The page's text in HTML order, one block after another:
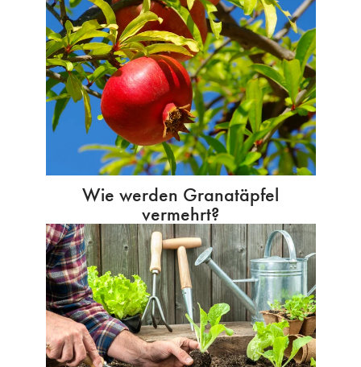
Wie werden Granatäpfel
vermehrt?